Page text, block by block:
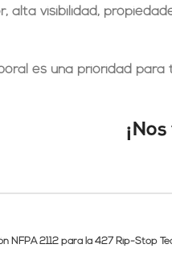
alta visibilidad,
es una prioridad
NFPA 2112 para la 427 Rip-Stop